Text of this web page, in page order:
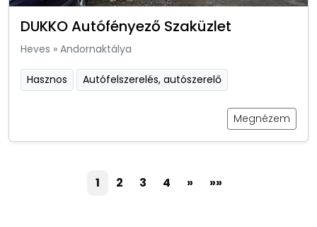
DUKKO Autófényező Szaküzlet
Heves » Andornaktálya
Hasznos Autófelszerelés, autószerelő
Megnézem
1 2 3 4 » »»